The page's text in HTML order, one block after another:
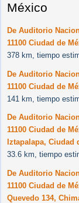
México
De Auditorio
11100 Ciudad de
378 km, tiempo
De Auditorio
11100 Ciudad de
141 km, tiempo
De Auditorio
11100 Ciudad de
Iztapalapa, Ciudad
33.6 km, tiempo
De Auditorio
11100 Ciudad de
Quevedo 134,